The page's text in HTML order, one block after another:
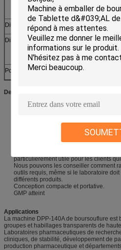
d'aluminium
Dimension hors-tout (L*W*H) (base y
Dimension de chaque partie
Poids
Description
Variétés d'utilisation de habillage
Installation rapide et facile – aucune
pour fonctionner tellement là n'est
particulièrement utile pour les clients
Nous pouvons les conseiller comment
outils requis, même si le laboratoire
différents produits.
Conception compacte et portative.
GMP atteint
Applications
La machine DPP-140A de boursouflure est
groupes et habillages transparents de
Laboratoires pharmaceutiques de
cliniques, de stabilité, développement de
production pharmaceutique et